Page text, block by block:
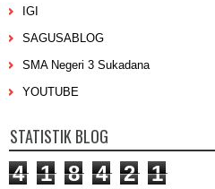
IGI
SAGUSABLOG
SMA Negeri 3 Sukadana
YOUTUBE
STATISTIK BLOG
4 1 8 4 2 1